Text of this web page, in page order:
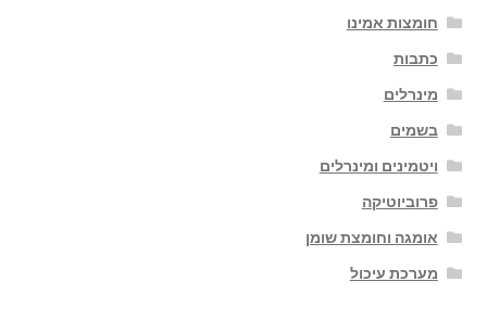
חומצות אמינו
כתבות
מינרלים
בשמים
ויטמינים ומינרלים
פרוביוטיקה
אומגה וחומצת שומן
מערכת עיכול